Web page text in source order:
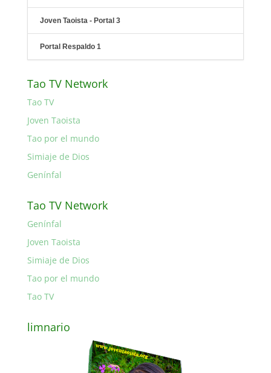
Joven Taoista - Portal 3
Portal Respaldo 1
Tao TV Network
Tao TV
Joven Taoista
Tao por el mundo
Simiaje de Dios
Genínfal
Tao TV Network
Genínfal
Joven Taoista
Simiaje de Dios
Tao por el mundo
Tao TV
limnario